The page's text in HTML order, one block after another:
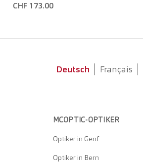
CHF 173.00
Deutsch Français
MCOPTIC-OPTIKER
Optiker in Genf
Optiker in Bern